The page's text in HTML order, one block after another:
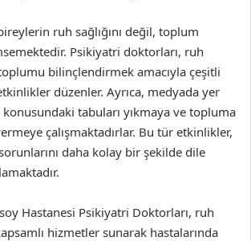
ruh sağlığını değil, toplum
Psikiyatri doktorları, ruh
toplumu bilinçlendirmek amacıyla çeşitli
düzenler. Ayrıca, medyada yer
konusundaki tabuları yıkmaya ve topluma
çalışmaktadırlar. Bu tür etkinlikler,
daha kolay bir şekilde dile
Hastanesi Psikiyatri Doktorları, ruh
hizmetler sunarak hastalarında